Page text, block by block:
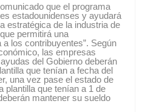
que el programa
estadounidenses y ayudará
estratégica de la industria de
permitirá una
los contribuyentes”. Según
las empresas
del Gobierno deberán
que tenían a fecha del
una vez pase el estado de
plantilla que tenían a 1 de
mantener su sueldo